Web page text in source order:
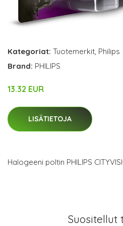
Kategoriat: Tuotemerkit Philips
Brand: PHILIPS
13.32 EUR
LISÄTIETOJA
Halogeeni poltin PHILIPS
Suositellut